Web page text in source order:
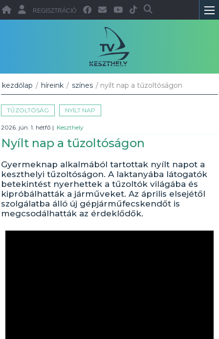
REGISZTRÁCIÓ
kezdőlap / híreink / színes / nyílt nap a tűzoltóságon
TŰZOLTÓSÁG NYÍLT NAP
2026. jún. 1. hétfő | Keszthely
Nyílt nap a tűzoltóságon
Gyermeknap alkalmából tartottak nyílt napot a
keszthelyi tűzoltóságon. A laktanyába látogatók
betekintést nyerhettek a tűzoltók világába és
kipróbálhatták a járműveket. Az április elsejétől
szolgálatba álló új gépjárműfecskendőt is
megcsodálhatták az érdeklődők.